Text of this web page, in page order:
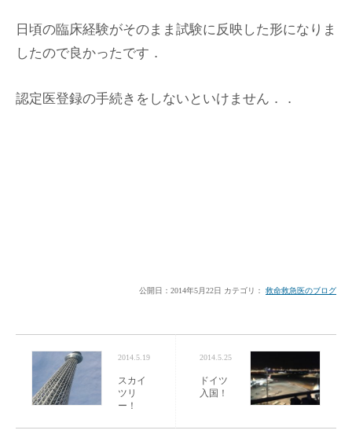
日頃の臨床経験がそのまま試験に反映した形になりま
したので良かったです．
認定医登録の手続きをしないといけません．．
公開日： 2014年5月22日 カテゴリ： 救命救急医のブログ
2014.5.19
スカイ
ツリ
ー！
2014.5.25
ドイツ
入国！